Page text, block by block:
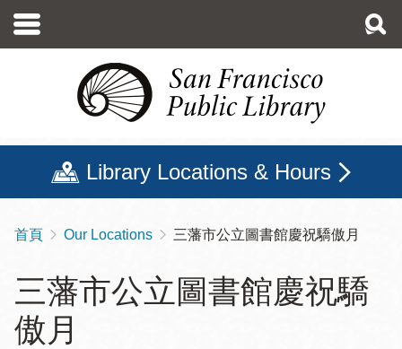
至
Library Locations & Hours
導
航
連
結
首頁 Our Locations 三藩市公立圖書館慶祝驕傲月
三藩市公立圖書館慶祝驕
傲月